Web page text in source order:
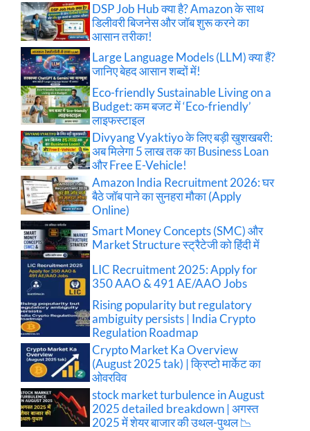
DSP Job Hub क्या है? Amazon के साथ
डिलीवरी बिजनेस और जॉब शुरू करने का
आसान तरीका!
Large Language Models (LLM) क्या हैं?
जानिए बेहद आसान शब्दों में!
Eco-friendly Sustainable Living on a
Budget: कम बजट में ‘Eco-friendly’
लाइफस्टाइल
Divyang Vyaktiyo के लिए बड़ी खुशखबरी:
अब मिलेगा 5 लाख तक का Business Loan
और Free E-Vehicle!
Amazon India Recruitment 2026: घर
बैठे जॉब पाने का सुनहरा मौका (Apply
Online)
Smart Money Concepts (SMC) और
Market Structure स्ट्रैटेजी को हिंदी में
LIC Recruitment 2025: Apply for
350 AAO & 491 AE/AAO Jobs
Rising popularity but regulatory
ambiguity persists | India Crypto
Regulation Roadmap
Crypto Market Ka Overview
(August 2025 tak) | क्रिप्टो मार्केट का
ओवरविव
stock market turbulence in August
2025 detailed breakdown | अगस्त
2025 में शेयर बाजार की उथल-पुथल 📉